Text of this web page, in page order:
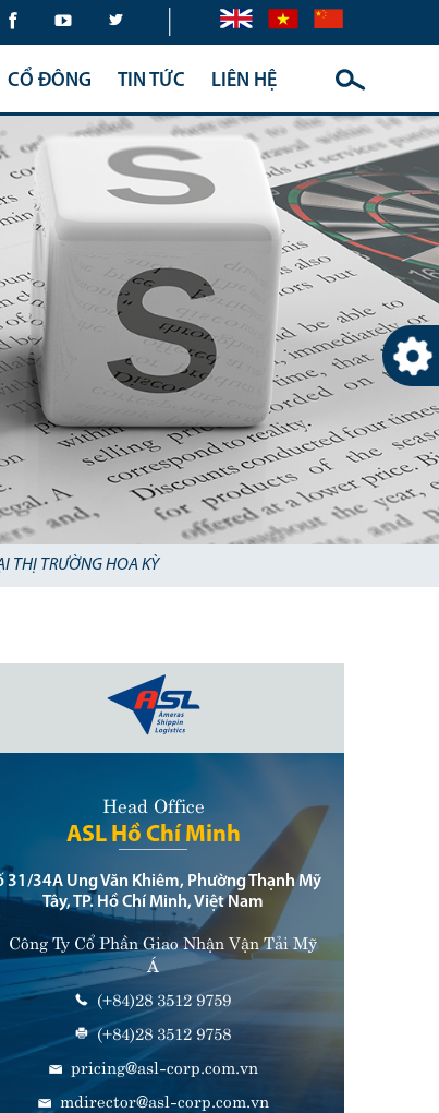
CỔ ĐÔNG TIN TỨC LIÊN HỆ
THỊ TRƯỜNG HOA KỲ
Head Office
ASL Hồ Chí Minh
31/34A Ung Văn Khiêm, Phường Thạnh Mỹ
Tây, TP. Hồ Chí Minh, Việt Nam
Công Ty Cổ Phần Giao Nhận Vận Tải Mỹ
Á
(+84)28 3512 9759
(+84)28 3512 9758
pricing@asl-corp.com.vn
mdirector@asl-corp.com.vn